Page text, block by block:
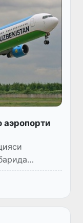
аэропорти
иш
йирик
чиқар...